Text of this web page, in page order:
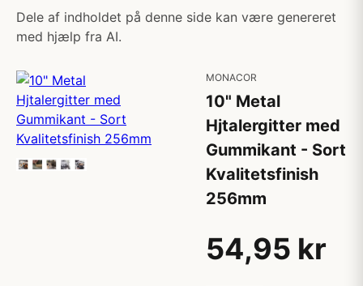
Dele af indholdet på denne side kan være genereret
med hjælp fra AI.
MONACOR
10" Metal
Hjtalergitter med
Gummikant - Sort
Kvalitetsfinish
256mm
54,95 kr